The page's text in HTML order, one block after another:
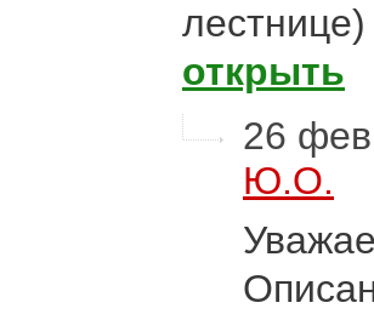
открыть
26
Ю.О.